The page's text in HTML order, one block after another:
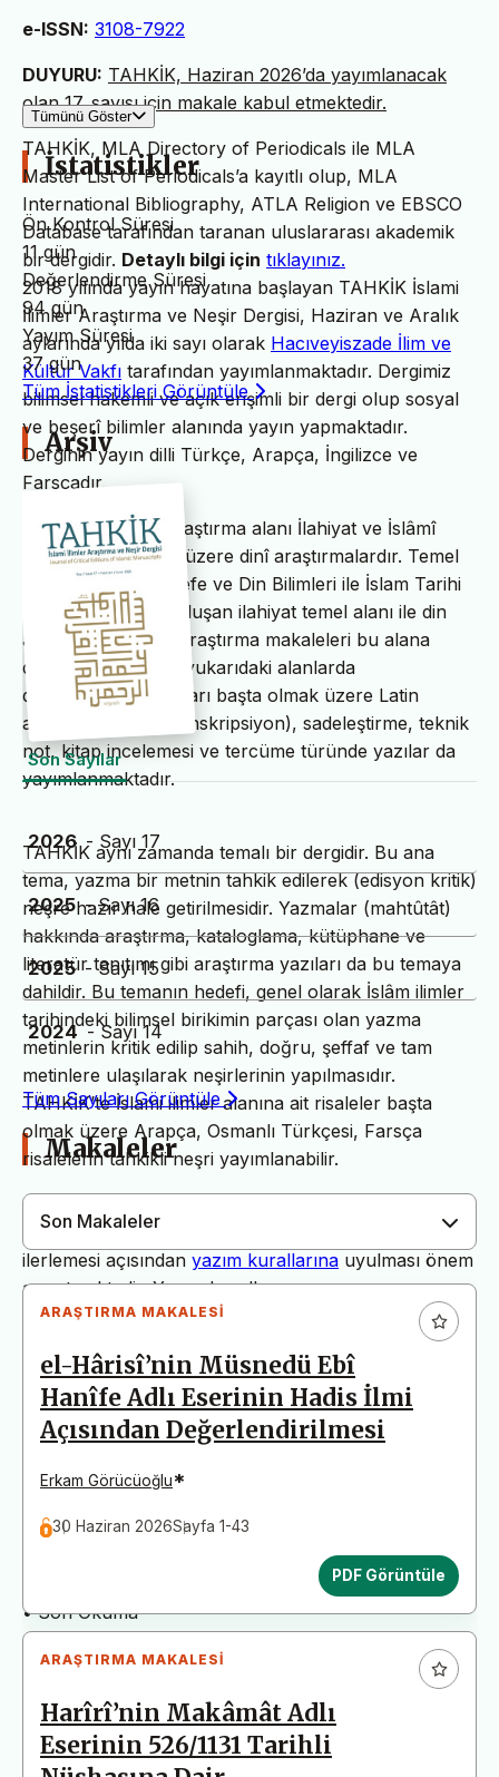
e-ISSN: 3108-7922
DUYURU: TAHKİK, Haziran 2026’da yayımlanacak
olan 17. sayısı için makale kabul etmektedir.
TAHKİK, MLA Directory of Periodicals ile MLA
Master List of Periodicals’a kayıtlı olup, MLA
International Bibliography, ATLA Religion ve EBSCO
Database tarafından taranan uluslararası akademik
bir dergidir. Detaylı bilgi için tıklayınız.
2018 yılında yayın hayatına başlayan TAHKİK İslami
İlimler Araştırma ve Neşir Dergisi, Haziran ve Aralık
aylarında yılda iki sayı olarak Hacıveyiszade İlim ve
Kültür Vakfı tarafından yayımlanmaktadır. Dergimiz
bilimsel hakemli ve açık erişimli bir dergi olup sosyal
ve beşerî bilimler alanında yayın yapmaktadır.
Derginin yayın dilli Türkçe, Arapça, İngilizce ve
Farsçadır.
TAHKİK’in temel araştırma alanı İlahiyat ve İslâmî
ilimler başta olmak üzere dinî araştırmalardır. Temel
İslam Bilimleri, Felsefe ve Din Bilimleri ile İslam Tarihi
ve Sanatları’ndan oluşan ilahiyat temel alanı ile din
alanındaki bilimsel araştırma makaleleri bu alana
dâhildir. TAHKİK’te yukarıdaki alanlarda
değerlendirme yazıları başta olmak üzere Latin
alfabesine nakil (transkripsiyon), sadeleştirme, teknik
not, kitap incelemesi ve tercüme türünde yazılar da
yayımlanmaktadır.
TAHKİK aynı zamanda temalı bir dergidir. Bu ana
tema, yazma bir metnin tahkik edilerek (edisyon kritik)
neşre hazır hale getirilmesidir. Yazmalar (mahtûtât)
hakkında araştırma, kataloglama, kütüphane ve
literatür tanıtımı gibi araştırma yazıları da bu temaya
dahildir. Bu temanın hedefi, genel olarak İslâm ilimler
tarihindeki bilimsel birikimin parçası olan yazma
metinlerin kritik edilip sahih, doğru, şeffaf ve tam
metinlere ulaşılarak neşirlerinin yapılmasıdır.
TAHKİK’te İslami ilimler alanına ait risaleler başta
olmak üzere Arapça, Osmanlı Türkçesi, Farsça
risalelerin tahkikli neşri yayımlanabilir.
Dergimiz yayın süreçlerinin daha hızlı ve sağlıklı
ilerlemesi açısından yazım kurallarına uyulması önem
arz etmektedir. Yazım kurallarına uymayan
başvurular değerlendirme aşamasına alınmadan iade
edilecektir. Bu nedenle çalışmalarınızı yüklemeden
önce çalışmanızın yazım kurallarına uygun olarak
düzenlendiğinden emin olunuz.
Yayın İnceleme Süreci (Yaklaşık 130 Gün)
• Editör İncelemesi
• Şekilsel ve Etik Ön İnceleme
• Son Okuma
Tümünü Göster
İstatistikler
Ön Kontrol Süresi
11 gün
Değerlendirme Süresi
94 gün
Yayım Süresi
37 gün
Tüm İstatistikleri Görüntüle
Arşiv
Son Sayılar
2026 - Sayı 17
2025 - Sayı 16
2025 - Sayı 15
2024 - Sayı 14
Tüm Sayıları Görüntüle
Makaleler
Son Makaleler
ARAŞTIRMA MAKALESI
el-Hârisî’nin Müsnedü Ebî
Hanîfe Adlı Eserinin Hadis İlmi
Açısından Değerlendirilmesi
Erkam Görücüoğlu*
30 Haziran 2026Sayfa 1-43
PDF Görüntüle
ARAŞTIRMA MAKALESI
Harîrî’nin Makâmât Adlı
Eserinin 526/1131 Tarihli